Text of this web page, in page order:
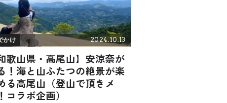
かけ 2024.10.13
和歌山県・高尾山】安涼奈が
！海と山ふたつの絶景が楽
る高尾山（登山で頂きメ
コラボ企画）